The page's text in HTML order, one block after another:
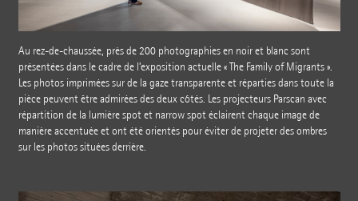
Au rez-de-chaussée, près de 200 photographies en noir et blanc sont
présentées dans le cadre de l’exposition actuelle « The Family of Migrants ».
Les photos imprimées sur de la gaze transparente et réparties dans toute la
pièce peuvent être admirées des deux côtés. Les projecteurs Parscan avec
répartition de la lumière spot et narrow spot éclairent chaque image de
manière accentuée et ont été orientés pour éviter de projeter des ombres
sur les photos situées derrière.